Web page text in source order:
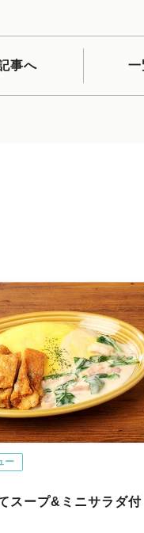
事へ 一
ー
スープ&ミニサラダ付